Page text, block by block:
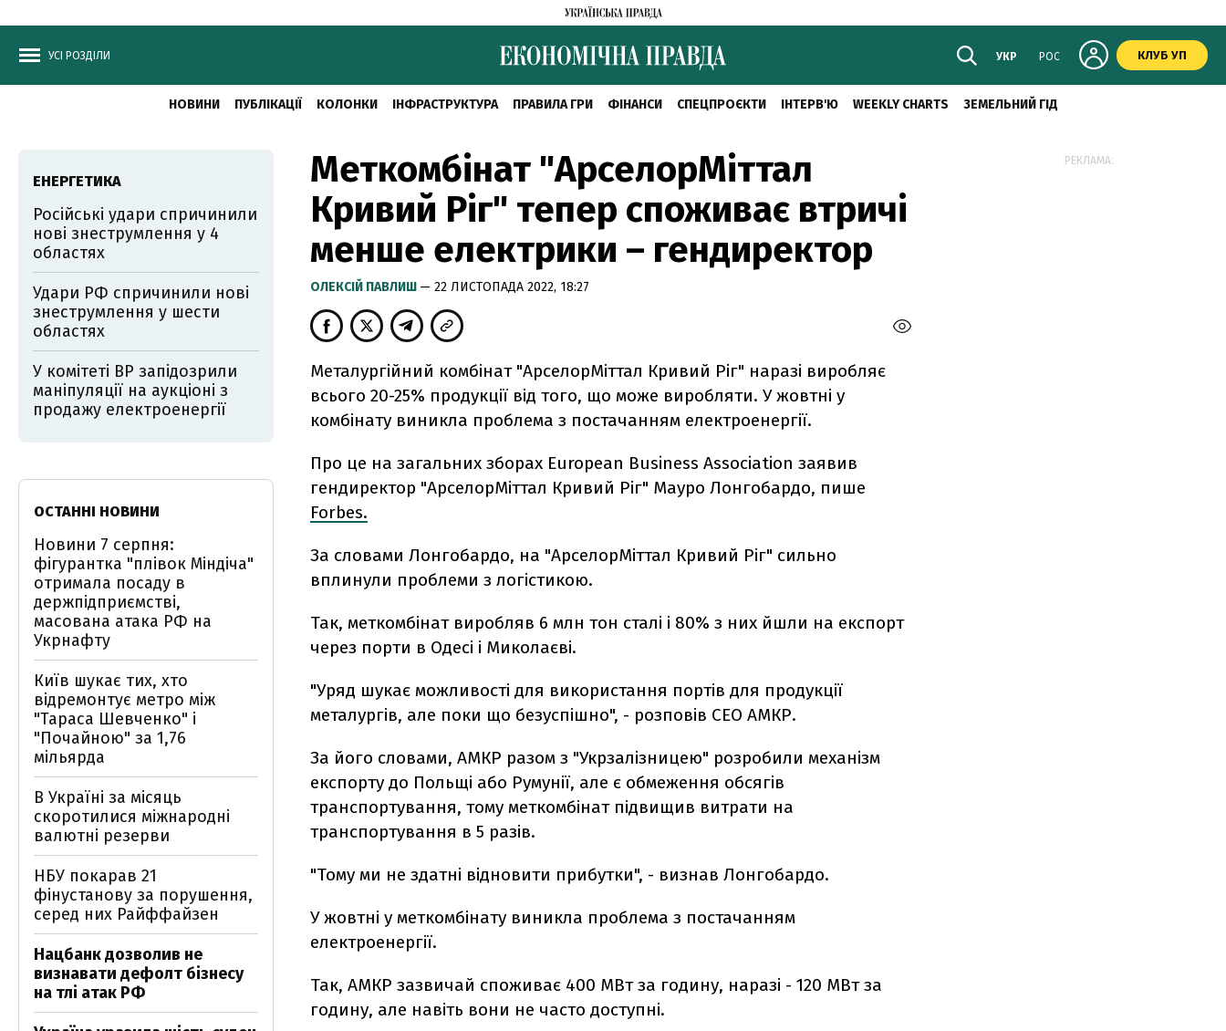
УСІ РОЗДІЛИ УКР РОС КЛУБ УП
НОВИНИ ПУБЛІКАЦІЇ КОЛОНКИ ІНФРАСТРУКТУРА ПРАВИЛА ГРИ ФІНАНСИ СПЕЦПРОЄКТИ ІНТЕРВ'Ю WEEKLY CHARTS ЗЕМЕЛЬНИЙ ГІД
Меткомбінат "АрселорМіттал
Кривий Ріг" тепер споживає втричі
менше електрики – гендиректор
ОЛЕКСІЙ ПАВЛИШ — 22 ЛИСТОПАДА 2022, 18:27
Металургійний комбінат "АрселорМіттал Кривий Ріг" наразі виробляє
всього 20-25% продукції від того, що може виробляти. У жовтні у
комбінату виникла проблема з постачанням електроенергії.
Про це на загальних зборах European Business Association заявив
гендиректор "АрселорМіттал Кривий Ріг" Мауро Лонгобардо, пише
Forbes.
За словами Лонгобардо, на "АрселорМіттал Кривий Ріг" сильно
вплинули проблеми з логістикою.
Так, меткомбінат виробляв 6 млн тон сталі і 80% з них йшли на експорт
через порти в Одесі і Миколаєві.
"Уряд шукає можливості для використання портів для продукції
металургів, але поки що безуспішно", - розповів CEO АМКР.
За його словами, АМКР разом з "Укрзалізницею" розробили механізм
експорту до Польщі або Румунії, але є обмеження обсягів
транспортування, тому меткомбінат підвищив витрати на
транспортування в 5 разів.
"Тому ми не здатні відновити прибутки", - визнав Лонгобардо.
У жовтні у меткомбінату виникла проблема з постачанням
електроенергії.
Так, АМКР зазвичай споживає 400 МВт за годину, наразі - 120 МВт за
годину, але навіть вони не часто доступні.
ЕНЕРГЕТИКА
Російські удари спричинили
нові знеструмлення у 4
областях
Удари РФ спричинили нові
знеструмлення у шести
областях
У комітеті ВР запідозрили
маніпуляції на аукціоні з
продажу електроенергії
ОСТАННІ НОВИНИ
Новини 7 серпня:
фігурантка "плівок Міндіча"
отримала посаду в
держпідприємстві,
масована атака РФ на
Укрнафту
Київ шукає тих, хто
відремонтує метро між
"Тараса Шевченко" і
"Почайною" за 1,76
мільярда
В Україні за місяць
скоротилися міжнародні
валютні резерви
НБУ покарав 21
фінустанову за порушення,
серед них Райффайзен
Нацбанк дозволив не
визнавати дефолт бізнесу
на тлі атак РФ
РЕКЛАМА: